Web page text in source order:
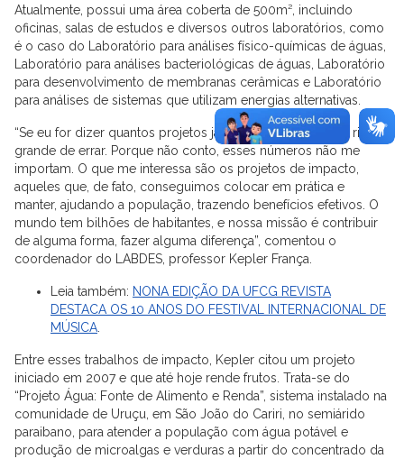
Atualmente, possui uma área coberta de 500m², incluindo
oficinas, salas de estudos e diversos outros laboratórios, como
é o caso do Laboratório para análises físico-químicas de águas,
Laboratório para análises bacteriológicas de águas, Laboratório
para desenvolvimento de membranas cerâmicas e Laboratório
para análises de sistemas que utilizam energias alternativas.
“Se eu for dizer quantos projetos já realizamos, corro um risco
grande de errar. Porque não conto, esses números não me
importam. O que me interessa são os projetos de impacto,
aqueles que, de fato, conseguimos colocar em prática e
manter, ajudando a população, trazendo benefícios efetivos. O
mundo tem bilhões de habitantes, e nossa missão é contribuir
de alguma forma, fazer alguma diferença”, comentou o
coordenador do LABDES, professor Kepler França.
Leia também: NONA EDIÇÃO DA UFCG REVISTA
DESTACA OS 10 ANOS DO FESTIVAL INTERNACIONAL DE
MÚSICA
Entre esses trabalhos de impacto, Kepler citou um projeto
iniciado em 2007 e que até hoje rende frutos. Trata-se do
“Projeto Água: Fonte de Alimento e Renda”, sistema instalado na
comunidade de Uruçu, em São João do Cariri, no semiárido
paraibano, para atender a população com água potável e
produção de microalgas e verduras a partir do concentrado da